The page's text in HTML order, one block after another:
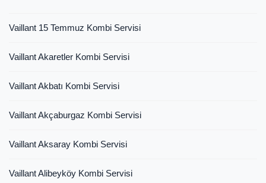
Vaillant 15 Temmuz Kombi Servisi
Vaillant Akaretler Kombi Servisi
Vaillant Akbatı Kombi Servisi
Vaillant Akçaburgaz Kombi Servisi
Vaillant Aksaray Kombi Servisi
Vaillant Alibeyköy Kombi Servisi